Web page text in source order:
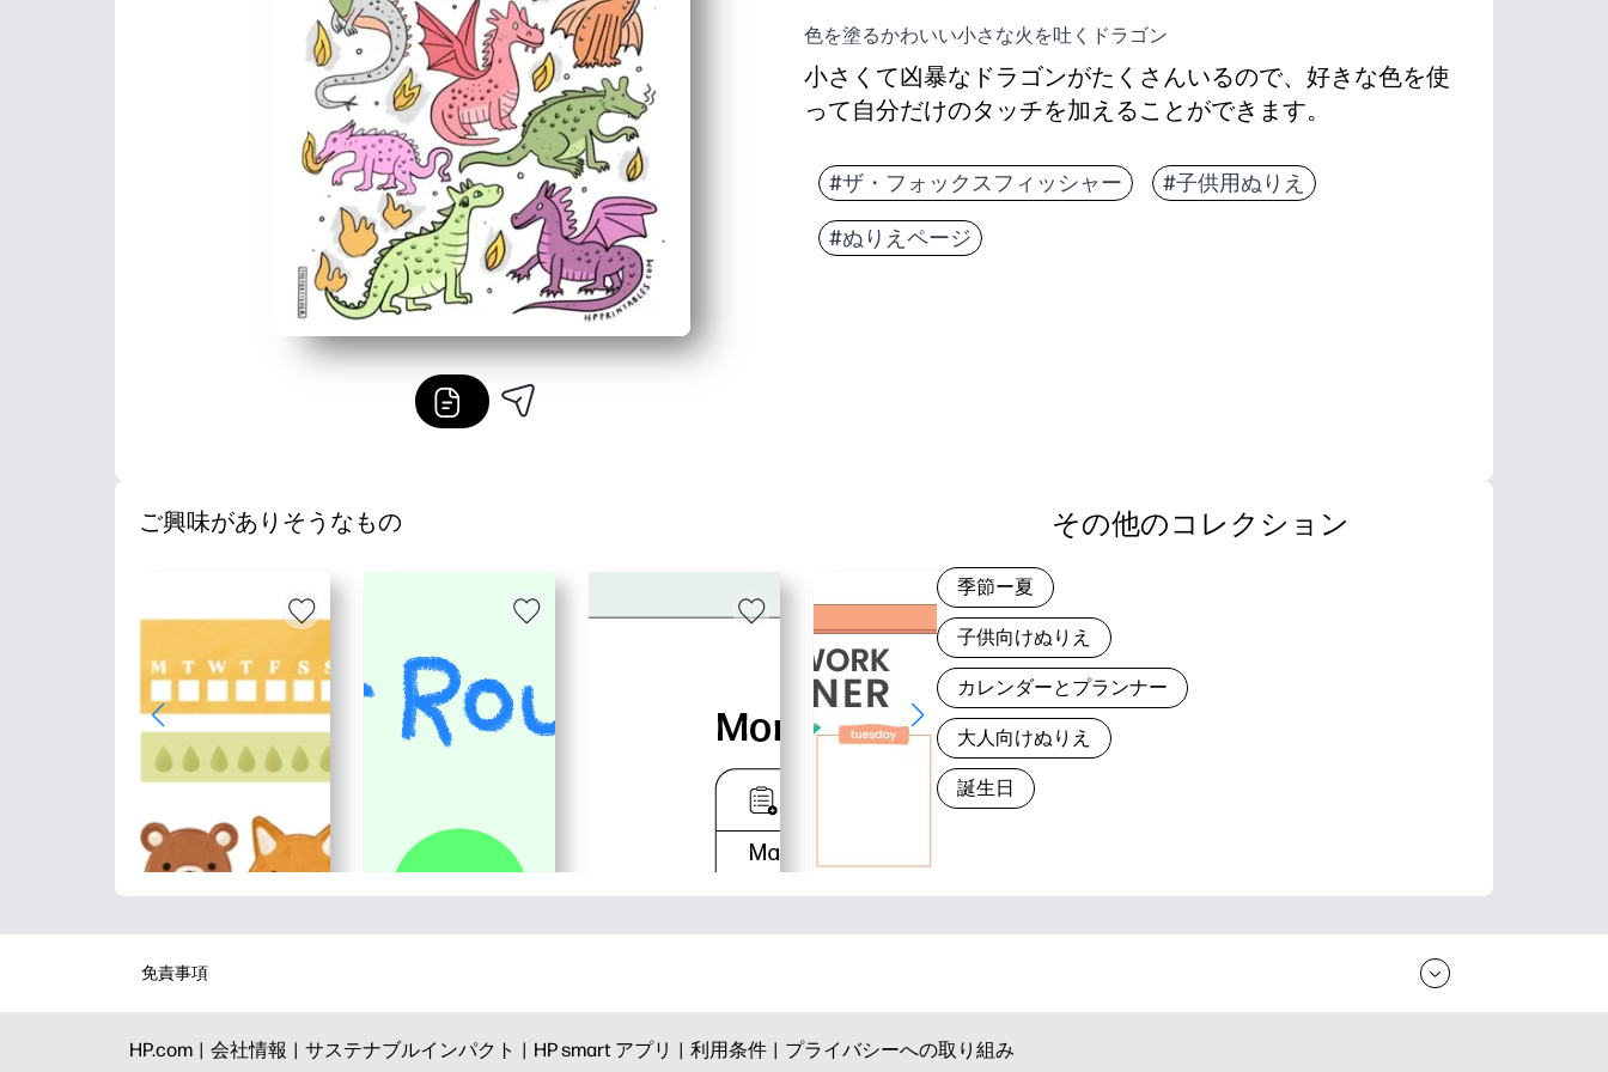
色を塗るかわいい小さな火を吐くドラゴン
小さくて凶暴なドラゴンがたくさんいるので、好きな色を使
って自分だけのタッチを加えることができます。
#ザ・フォックスフィッシャー #子供用ぬりえ
#ぬりえページ
ご興味がありそうなもの その他のコレクション
季節ー夏
子供向けぬりえ
カレンダーとプランナー
大人向けぬりえ
誕生日
免責事項
HP.com | 会社情報 | サステナブルインパクト | HP smart アプリ | 利用条件 | プライバシーへの取り組み